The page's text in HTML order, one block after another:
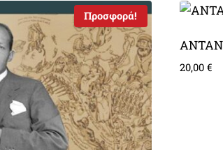
Προσφορά!
20,00 €